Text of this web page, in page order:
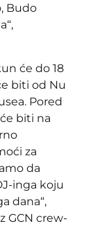
Budo
će do 18
biti od Nu
Pored
biti na
za
da
inga koju
dana“,
GCN crew-